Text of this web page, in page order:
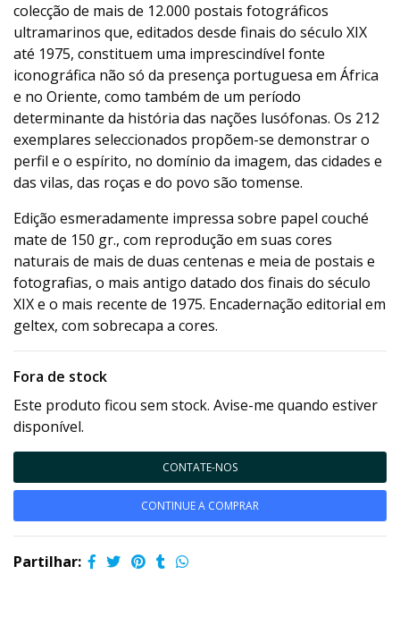
colecção de mais de 12.000 postais fotográficos
ultramarinos que, editados desde finais do século XIX
até 1975, constituem uma imprescindível fonte
iconográfica não só da presença portuguesa em África
e no Oriente, como também de um período
determinante da história das nações lusófonas. Os 212
exemplares seleccionados propõem-se demonstrar o
perfil e o espírito, no domínio da imagem, das cidades e
das vilas, das roças e do povo são tomense.
Edição esmeradamente impressa sobre papel couché
mate de 150 gr., com reprodução em suas cores
naturais de mais de duas centenas e meia de postais e
fotografias, o mais antigo datado dos finais do século
XIX e o mais recente de 1975. Encadernação editorial em
geltex, com sobrecapa a cores.
Fora de stock
Este produto ficou sem stock. Avise-me quando estiver
disponível.
CONTATE-NOS
CONTINUE A COMPRAR
Partilhar: